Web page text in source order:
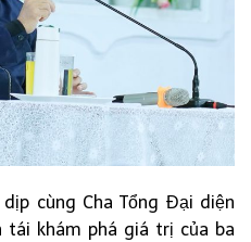
cùng Cha Tổng Đại diện
tái khám phá giá trị của ba